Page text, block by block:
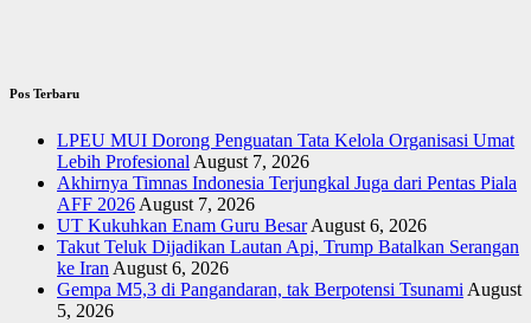
Pos Terbaru
LPEU MUI Dorong Penguatan Tata Kelola Organisasi Umat
Lebih Profesional August 7, 2026
Akhirnya Timnas Indonesia Terjungkal Juga dari Pentas Piala
AFF 2026 August 7, 2026
UT Kukuhkan Enam Guru Besar August 6, 2026
Takut Teluk Dijadikan Lautan Api, Trump Batalkan Serangan
ke Iran August 6, 2026
Gempa M5,3 di Pangandaran, tak Berpotensi Tsunami August
5, 2026